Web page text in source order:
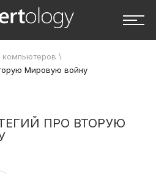
компьютеров \
Мировую войну
ПРО ВТОРУЮ